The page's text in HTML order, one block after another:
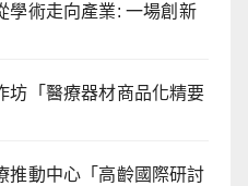
學術走向產業: ⼀場創新
坊「醫療器材商品化精要
推動中心「高齡國際研討